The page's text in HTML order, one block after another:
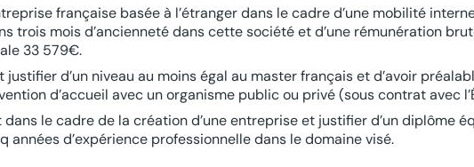
française basée à l’étranger dans le cadre d’une mobilité
trois mois d’ancienneté dans cette société et d’une rémunération
33 579€.
justifier d’un niveau au moins égal au master français et d’avoir
d’accueil avec un organisme public ou privé (sous contrat avec
le cadre de la création d’une entreprise et justifier d’un diplôme
années d’expérience professionnelle dans le domaine visé.